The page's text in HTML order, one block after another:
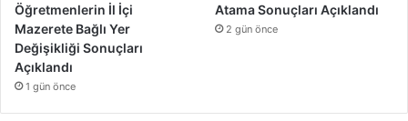
Öğretmenlerin İl İçi
Mazerete Bağlı Yer
Değişikliği Sonuçları
Açıklandı
1 gün önce
Atama Sonuçları Açıklandı
2 gün önce